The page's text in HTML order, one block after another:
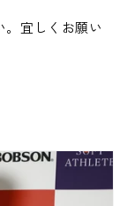
宜しくお願い